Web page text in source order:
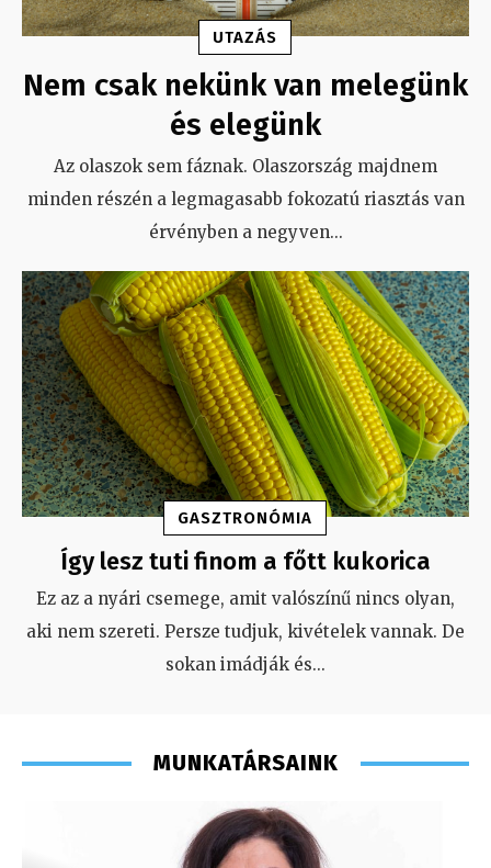
UTAZÁS
Nem csak nekünk van melegünk
és elegünk
Az olaszok sem fáznak. Olaszország majdnem
minden részén a legmagasabb fokozatú riasztás van
érvényben a negyven...
GASZTRONÓMIA
Így lesz tuti finom a főtt kukorica
Ez az a nyári csemege, amit valószínű nincs olyan,
aki nem szereti. Persze tudjuk, kivételek vannak. De
sokan imádják és...
MUNKATÁRSAINK